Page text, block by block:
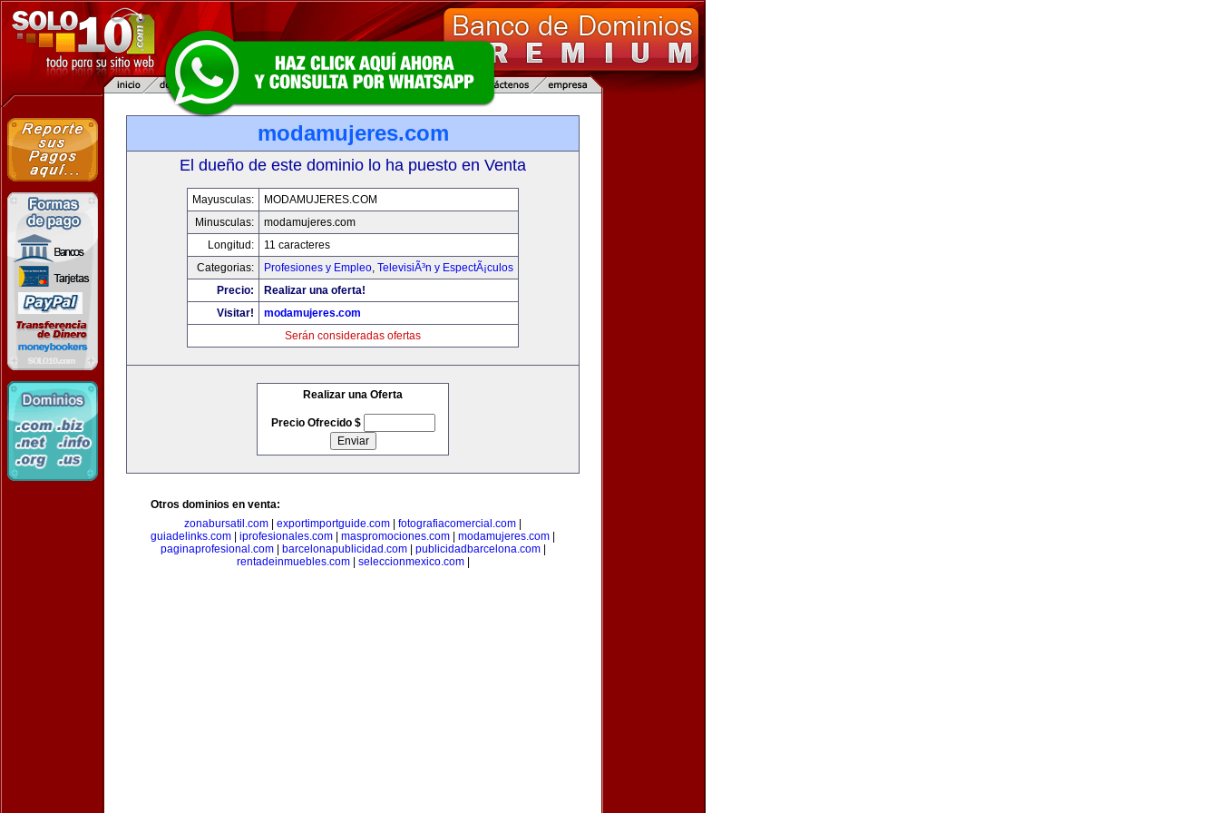
modamujeres.com
El dueño de este dominio lo ha puesto en Venta
Mayusculas:
MODAMUJERES.COM
Minusculas:
modamujeres.com
Longitud:
11 caracteres
Categorias:
Profesiones y Empleo, TelevisiÃ³n y EspectÃ¡culos
Precio:
Realizar una oferta!
Visitar!
modamujeres.com
Serán consideradas ofertas
Realizar una Oferta
Precio Ofrecido $
Otros dominios en venta:
zonabursatil.com
exportimportguide.com fotografiacomercial.com
guiadelinks.com
iprofesionales.com maspromociones.com modamujeres.com
paginaprofesional.com| barcelonapublicidad.com| publicidadbarcelona.com|
rentadeinmuebles.com| seleccionmexico.com|